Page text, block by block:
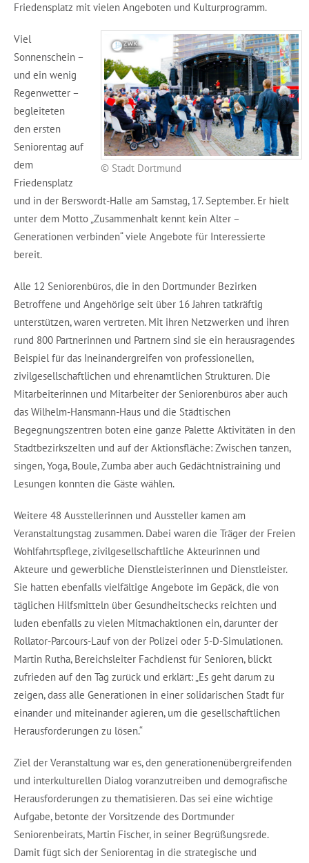
Friedensplatz mit vielen Angeboten und Kulturprogramm.
© Stadt Dortmund
Viel
Sonnenschein –
und ein wenig
Regenwetter –
begleiteten
den ersten
Seniorentag auf
dem
Friedensplatz
und in der Berswordt-Halle am Samstag, 17. September. Er hielt
unter dem Motto „Zusammenhalt kennt kein Alter –
Generationen verbinden“ viele Angebote für Interessierte
bereit.
Alle 12 Seniorenbüros, die in den Dortmunder Bezirken
Betroffene und Angehörige seit über 16 Jahren tatkräftig
unterstützen, waren vertreten. Mit ihren Netzwerken und ihren
rund 800 Partnerinnen und Partnern sind sie ein herausragendes
Beispiel für das Ineinandergreifen von professionellen,
zivilgesellschaftlichen und ehrenamtlichen Strukturen. Die
Mitarbeiterinnen und Mitarbeiter der Seniorenbüros aber auch
das Wilhelm-Hansmann-Haus und die Städtischen
Begegnungszentren boten eine ganze Palette Aktivitäten in den
Stadtbezirkszelten und auf der Aktionsfläche: Zwischen tanzen,
singen, Yoga, Boule, Zumba aber auch Gedächtnistraining und
Lesungen konnten die Gäste wählen.
Weitere 48 Ausstellerinnen und Aussteller kamen am
Veranstaltungstag zusammen. Dabei waren die Träger der Freien
Wohlfahrtspflege, zivilgesellschaftliche Akteurinnen und
Akteure und gewerbliche Dienstleisterinnen und Dienstleister.
Sie hatten ebenfalls vielfältige Angebote im Gepäck, die von
täglichen Hilfsmitteln über Gesundheitschecks reichten und
luden ebenfalls zu vielen Mitmachaktionen ein, darunter der
Rollator-Parcours-Lauf von der Polizei oder 5-D-Simulationen.
Martin Rutha, Bereichsleiter Fachdienst für Senioren, blickt
zufrieden auf den Tag zurück und erklärt: „Es geht darum zu
zeigen, dass alle Generationen in einer solidarischen Stadt für
einander und miteinander agieren, um die gesellschaftlichen
Herausforderungen zu lösen.“
Ziel der Veranstaltung war es, den generationenübergreifenden
und interkulturellen Dialog voranzutreiben und demografische
Herausforderungen zu thematisieren. Das sei eine wichtige
Aufgabe, betonte der Vorsitzende des Dortmunder
Seniorenbeirats, Martin Fischer, in seiner Begrüßungsrede.
Damit fügt sich der Seniorentag in die strategische und